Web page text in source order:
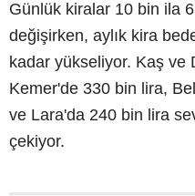
Günlük kiralar 10 bin ila
değişirken, aylık kira
kadar yükseliyor. Kaş ve
Kemer'de 330 bin lira,
ve Lara'da 240 bin lira
çekiyor.